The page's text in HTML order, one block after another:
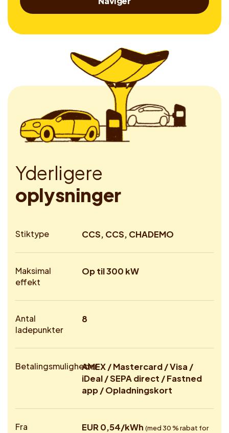
Yderligere
oplysninger
Stiktype CCS, CCS, CHADEMO
Maksimal
effekt
Op til 300 kW
Antal
ladepunkter
8
BetalingsmulighederAMEX / Mastercard / Visa /
iDeal / SEPA direct / Fastned
app / Opladningskort
Fra EUR 0,54/kWh (med 30 % rabat for